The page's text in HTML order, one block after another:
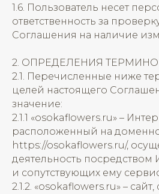
1.6. Пользователь несет
ответственность за
Соглашения на наличие
2. ОПРЕДЕЛЕНИЯ
2.1. Перечисленные ниже
целей настоящего
значение:
2.1.1 «osokaflowers.ru» –
расположенный на
https://osokaflowers.ru/,
деятельность посредством
и сопутствующих ему
2.1.2. «osokaflowers.ru» –